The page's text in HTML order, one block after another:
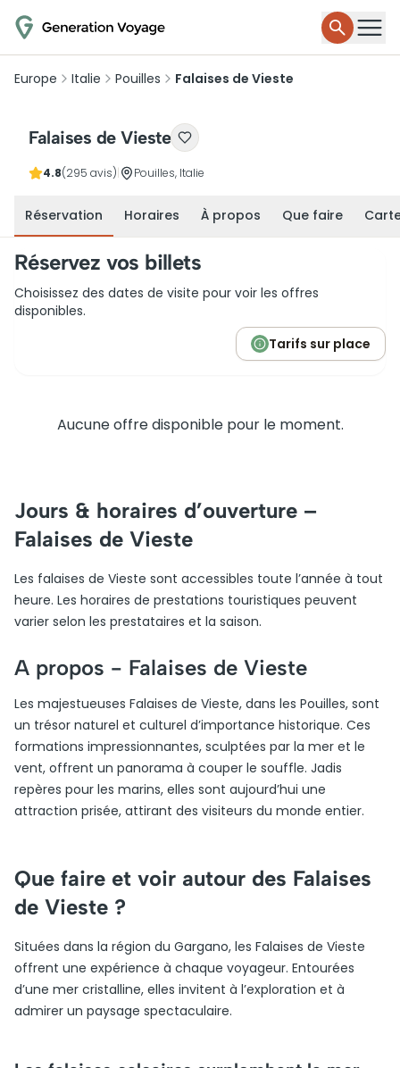
Europe Italie Pouilles Falaises de Vieste
Falaises de Vieste
4.8(295 avis) Pouilles, Italie
Réservation Horaires À propos Que faire
Réservez vos billets
Choisissez des dates de visite pour voir les offres
disponibles.
Tarifs sur place
Aucune offre disponible pour le moment.
Jours & horaires d’ouverture –
Falaises de Vieste
Les falaises de Vieste sont accessibles toute l’année à tout
heure. Les horaires de prestations touristiques peuvent
varier selon les prestataires et la saison.
A propos - Falaises de Vieste
Les majestueuses Falaises de Vieste, dans les Pouilles, sont
un trésor naturel et culturel d’importance historique. Ces
formations impressionnantes, sculptées par la mer et le
vent, offrent un panorama à couper le souffle. Jadis
repères pour les marins, elles sont aujourd’hui une
attraction prisée, attirant des visiteurs du monde entier.
Que faire et voir autour des Falaises
de Vieste ?
Situées dans la région du Gargano, les Falaises de Vieste
offrent une expérience à chaque voyageur. Entourées
d’une mer cristalline, elles invitent à l’exploration et à
admirer un paysage spectaculaire.